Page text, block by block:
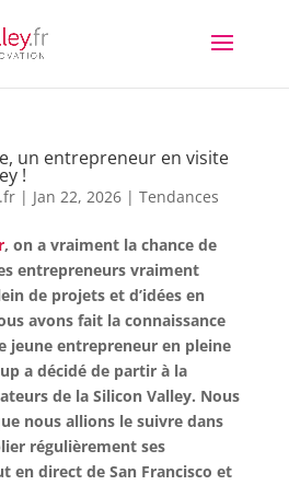
un entrepreneur en visite
!
| Jan 22, 2026| Tendances
, on a vraiment la chance de
entrepreneurs vraiment
de projets et d’idées en
avons fait la connaissance
jeune entrepreneur en pleine
a décidé de partir à la
de la Silicon Valley. Nous
nous allions le suivre dans
régulièrement ses
en direct de San Francisco et